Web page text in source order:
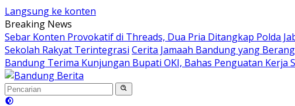
Langsung ke konten
Breaking News
Sebar Konten Provokatif di Threads, Dua Pria Ditangkap Polda
Sekolah Rakyat Terintegrasi Cerita Jamaah Bandung yang
Bandung Terima Kunjungan Bupati OKI, Bahas Penguatan Kerja